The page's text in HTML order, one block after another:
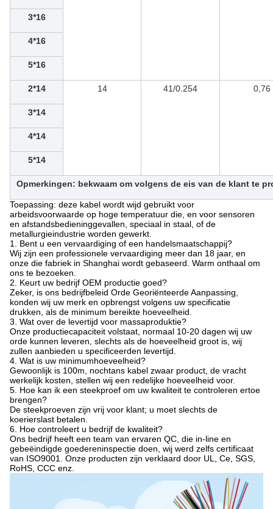
3*16
4*16
5*16
2*14 14 41/0.254 0,76
3*14
4*14
5*14
Opmerkingen: bekwaam om volgens de eis van de klant te
Toepassing: deze kabel wordt wijd gebruikt voor
arbeidsvoorwaarde op hoge temperatuur die, en voor sensoren
en afstandsbedieninggevallen, speciaal in staal, of de
metallurgieindustrie worden gewerkt.
1. Bent u een vervaardiging of een handelsmaatschappij?
Wij zijn een professionele vervaardiging meer dan 18 jaar, en
onze die fabriek in Shanghai wordt gebaseerd. Warm onthaal om
ons te bezoeken.
2. Keurt uw bedrijf OEM productie goed?
Zeker, is ons bedrijfbeleid Orde Georiënteerde Aanpassing,
konden wij uw merk en opbrengst volgens uw specificatie
drukken, als de minimum bereikte hoeveelheid.
3. Wat over de levertijd voor massaproduktie?
Onze productiecapaciteit volstaat, normaal 10-20 dagen wij uw
orde kunnen leveren, slechts als de hoeveelheid groot is, wij
zullen aanbieden u specificeerden levertijd.
4. Wat is uw minimumhoeveelheid?
Gewoonlijk is 100m, nochtans kabel zwaar product, de vracht
werkelijk kosten, stellen wij een redelijke hoeveelheid voor.
5. Hoe kan ik een steekproef om uw kwaliteit te controleren ertoe
brengen?
De steekproeven zijn vrij voor klant; u moet slechts de
koerierslast betalen.
6. Hoe controleert u bedrijf de kwaliteit?
Ons bedrijf heeft een team van ervaren QC, die in-line en
gebeëindigde goedereninspectie doen, wij werd zelfs certificaat
van ISO9001. Onze producten zijn verklaard door UL, Ce, SGS,
RoHS, CCC enz.